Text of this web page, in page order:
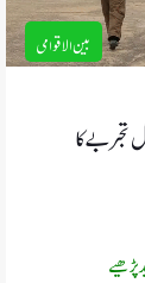
بین الاقوامی
تجربے کا
پڑھیے